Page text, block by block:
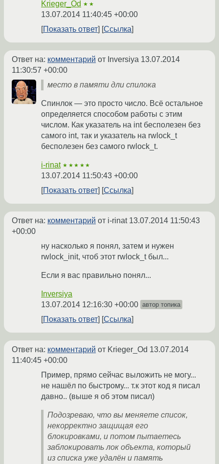
Krieger_Od ★★
13.07.2014 11:40:45 +00:00
Показать ответ
Ссылка
Ответ на: комментарий от Inversiya 13.07.2014
11:30:57 +00:00
место в памяти дли спилока
Спинлок — это просто число. Всё остальное
определяется способом работы с этим
числом. Как указатель на int бесполезен без
самого int, так и указатель на rwlock_t
бесполезен без самого rwlock_t.
i-rinat ★★★★★
13.07.2014 11:50:43 +00:00
Показать ответ
Ссылка
Ответ на: комментарий от i-rinat 13.07.2014 11:50:43
+00:00
ну насколько я понял, затем и нужен
rwlock_init, чтоб этот rwlock_t был...
Если я вас правильно понял...
Inversiya
13.07.2014 12:16:30 +00:00 автор топика
Показать ответ Ссылка
Ответ на: комментарий от Krieger_Od 13.07.2014
11:40:45 +00:00
Пример, прямо сейчас выложить не могу...
не нашёл по быстрому... т.к этот код я писал
давно.. (выше я об этом писал)
Подозреваю, что вы меняете список,
некорректно защищая его
блокировками, и потом пытаетесь
заблокировать лок объекта, который
из списка уже удалён и память